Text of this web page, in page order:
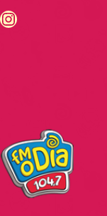
https://www.instagram.com/fmodia.cabofrio/